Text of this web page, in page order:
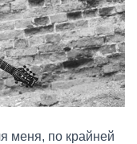
меня, по крайней